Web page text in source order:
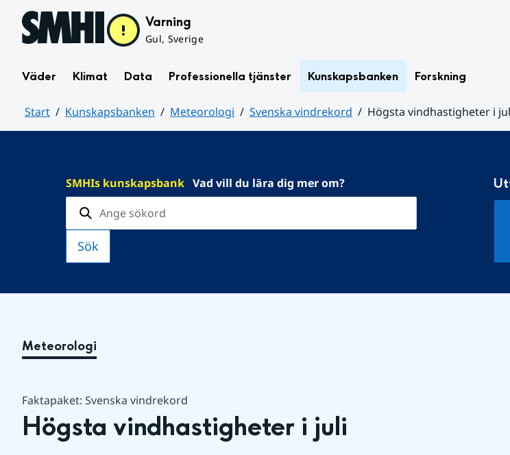
Hoppa till sidans innehåll Varning
Gul, Sverige
Väder Klimat Data Professionella tjänster Kunskapsbanken Forskning
Start Kunskapsbanken Meteorologi Svenska vindrekord
Högsta vindhastigheter i
SMHIs kunskapsbank Vad vill du lära dig mer om?
Meteorologi
Faktapaket: Svenska vindrekord
Högsta vindhastigheter i juli